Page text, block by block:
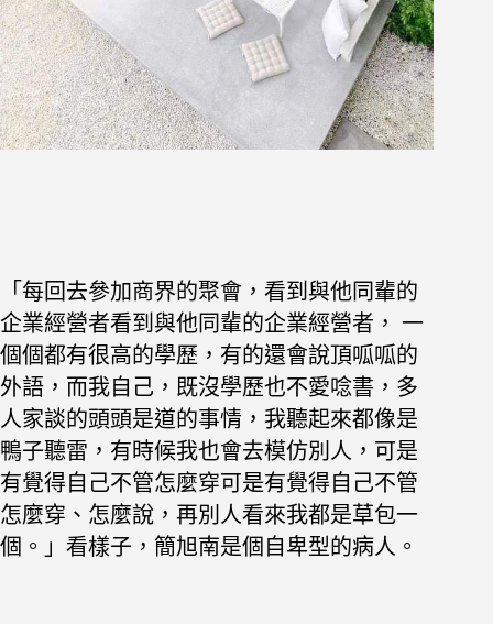
「每回去參加商界的聚會，看到與他同輩的
企業經營者看到與他同輩的企業經營者， 一
個個都有很高的學歷，有的還會說頂呱呱的
外語， 而我自己，既沒學歷也不愛唸書，多
人家談的頭頭是道的事情，我聽起來都像是
鴨子聽雷， 有時候我也會去模仿別人，可是
有覺得自己不管怎麼穿可是有覺得自己不管
怎麼穿、怎麼說， 再別人看來我都是草包一
個。」 看樣子，簡旭南是個自卑型的病人。